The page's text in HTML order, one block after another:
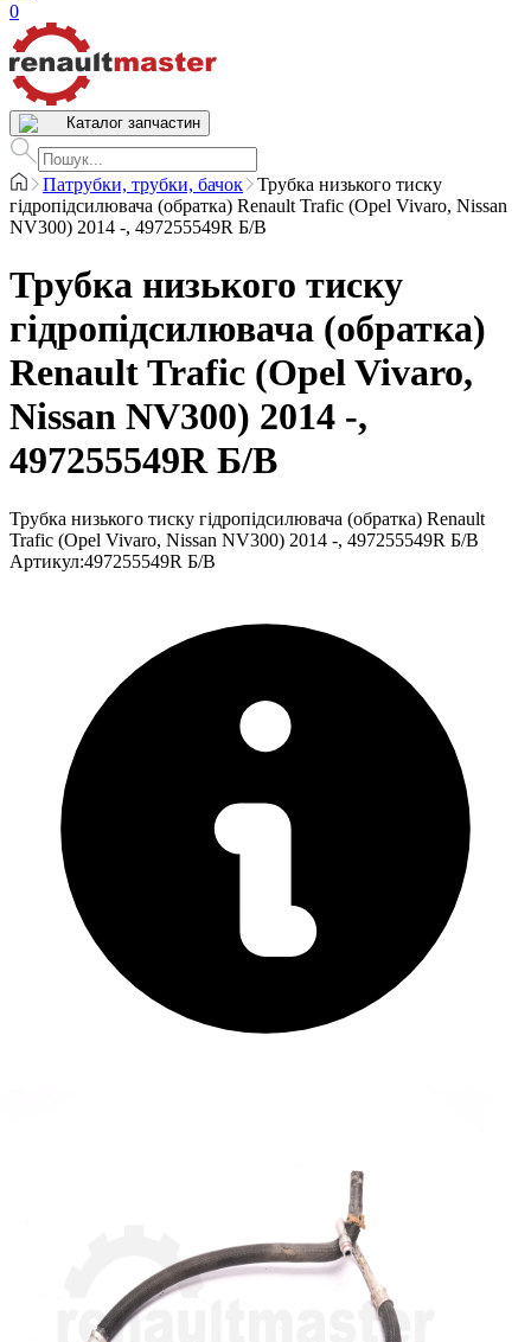
0
Каталог запчастин
Патрубки, трубки, бачок
Трубка низького тиску
гідропідсилювача (обратка) Renault Trafic (Opel Vivaro, Nissan
NV300) 2014 -, 497255549R Б/В
Трубка низького тиску
гідропідсилювача (обратка)
Renault Trafic (Opel Vivaro,
Nissan NV300) 2014 -,
497255549R Б/В
Трубка низького тиску гідропідсилювача (обратка) Renault
Trafic (Opel Vivaro, Nissan NV300) 2014 -, 497255549R Б/В
Артикул:497255549R Б/В